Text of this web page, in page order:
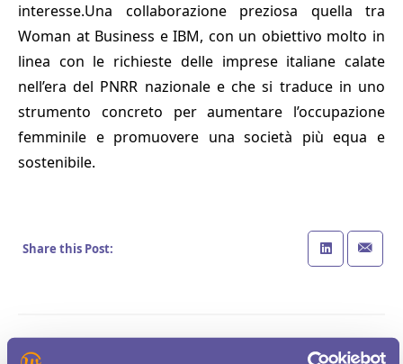
interesse.Una collaborazione preziosa quella tra
Woman at Business e IBM, con un obiettivo molto in
linea con le richieste delle imprese italiane calate
nell’era del PNRR nazionale e che si traduce in uno
strumento concreto per aumentare l’occupazione
femminile e promuovere una società più equa e
sostenibile.
Share this Post: